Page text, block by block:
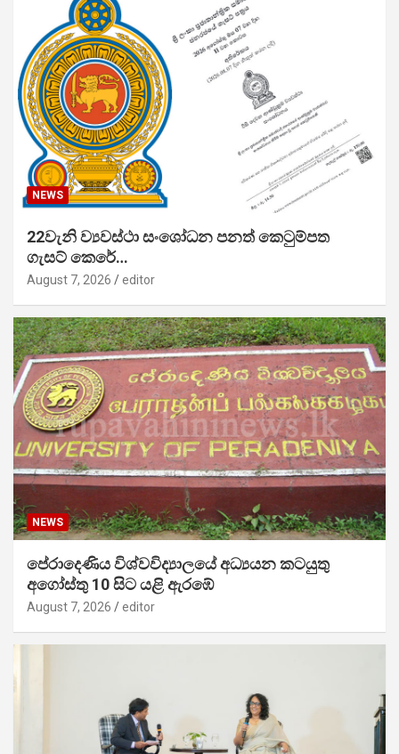
NEWS
22වැනි ව්‍යවස්ථා සංශෝධන පනත් කෙටුම්පත
ගැසට් කෙරේ…
August 7, 2026 editor
NEWS
පේරාදෙණිය විශ්වවිද්‍යාලයේ අධ්‍යයන කටයුතු
අගෝස්තු 10 සිට යළි ඇරඹේ
August 7, 2026 editor